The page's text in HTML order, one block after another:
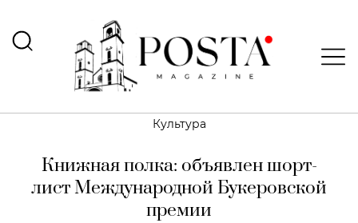
Культура
Книжная полка: объявлен шорт-
лист Международной Букеровской
премии